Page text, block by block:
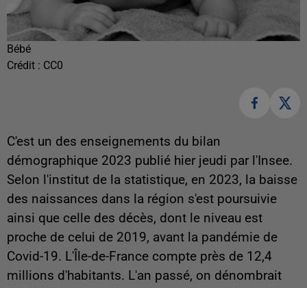
Bébé
Crédit : CC0
C'est un des enseignements du bilan
démographique 2023 publié hier jeudi par l'Insee.
Selon l'institut de la statistique, en 2023, la baisse
des naissances dans la région s'est poursuivie
ainsi que celle des décès, dont le niveau est
proche de celui de 2019, avant la pandémie de
Covid-19. L'Île-de-France compte près de 12,4
millions d'habitants. L'an passé, on dénombrait